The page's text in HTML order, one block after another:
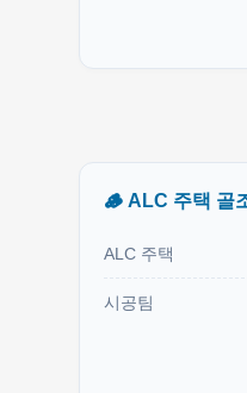
🪵 ALC 주택 골
ALC 주택
시공팀